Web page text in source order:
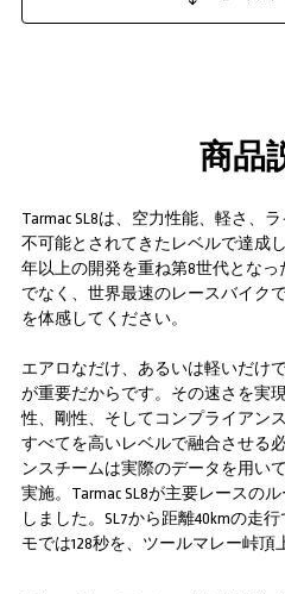
商品
Tarmac SL8は、空力性能、軽さ、
不可能とされてきたレベルで達成
年以上の開発を重ね第8世代となっ
でなく、世界最速のレースバイク
を体感してください。
エアロなだけ、あるいは軽いだけ
が重要だからです。その速さを実
性、剛性、そしてコンプライアン
すべてを高いレベルで融合させる
ンスチームは実際のデータを用い
実施。Tarmac SL8が主要レースの
しました。SL7から距離40kmの走
モでは128秒を、ツールマレー峠頂